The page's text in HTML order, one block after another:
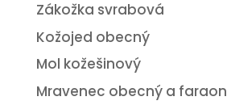
Zákožka svrabová
Kožojed obecný
Mol kožešinový
Mravenec obecný a faraon